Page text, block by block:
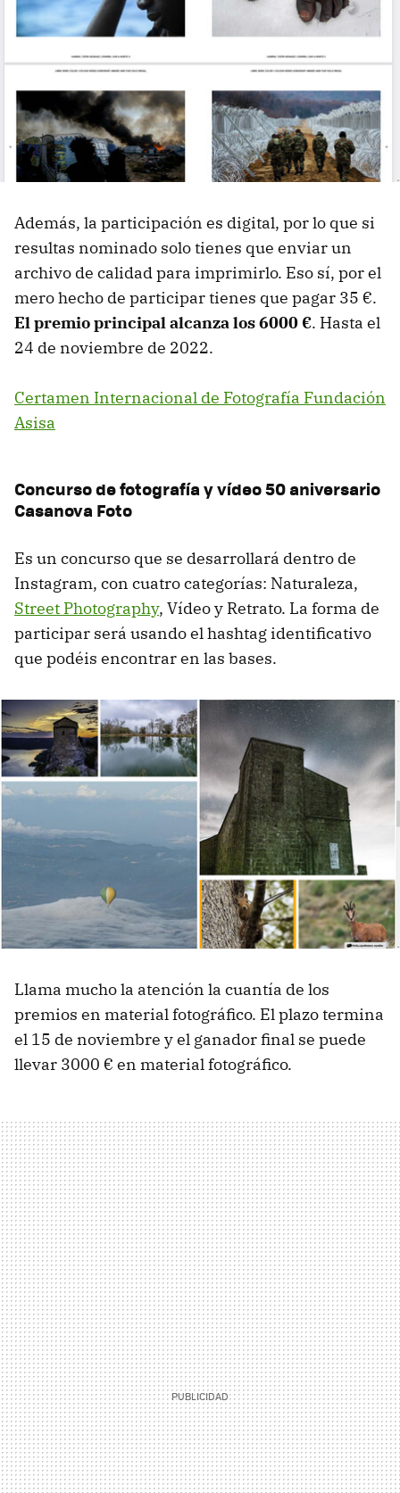
Además, la participación es digital, por lo que si
resultas nominado solo tienes que enviar un
archivo de calidad para imprimirlo. Eso sí, por el
mero hecho de participar tienes que pagar 35 €.
El premio principal alcanza los 6000 €. Hasta el
24 de noviembre de 2022.
Certamen Internacional de Fotografía Fundación
Asisa
Concurso de fotografía y vídeo 50 aniversario
Casanova Foto
Es un concurso que se desarrollará dentro de
Instagram, con cuatro categorías: Naturaleza,
Street Photography, Vídeo y Retrato. La forma de
participar será usando el hashtag identificativo
que podéis encontrar en las bases.
Llama mucho la atención la cuantía de los
premios en material fotográfico. El plazo termina
el 15 de noviembre y el ganador final se puede
llevar 3000 € en material fotográfico.